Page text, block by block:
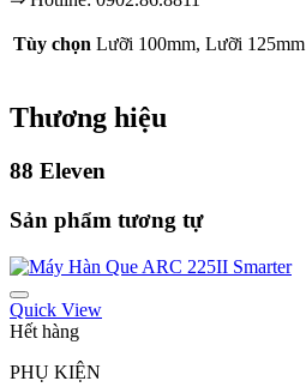
Tùy chọn Lưỡi 100mm, Lưỡi 125mm
Thương hiệu
88 Eleven
Sản phẩm tương tự
Quick View
Hết hàng
PHỤ KIỆN